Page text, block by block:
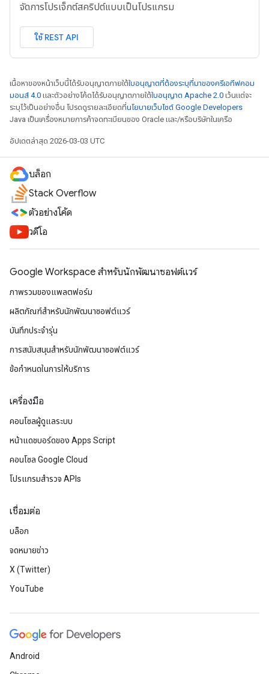
จัดการโปรเจ็กต์สคริปต์แบบเป็นโปรแกรม
ใช้ REST API
เนื้อหาของหน้าเว็บนี้ได้รับอนุญาตภายใต้ใบอนุญาตที่ต้องระบุที่มาของครีเอทีฟคอม
มอนส์ 4.0 และตัวอย่างโค้ดได้รับอนุญาตภายใต้ใบอนุญาต Apache 2.0 เว้นแต่จะ
ระบุไว้เป็นอย่างอื่น โปรดดูรายละเอียดที่นโยบายเว็บไซต์ Google Developers
Java เป็นเครื่องหมายการค้าจดทะเบียนของ Oracle และ/หรือบริษัทในเครือ
อัปเดตล่าสุด 2026-03-03 UTC
บล็อก
Stack Overflow
ตัวอย่างโค้ด
วิดีโอ
Google Workspace สําหรับนักพัฒนาซอฟต์แวร์
ภาพรวมของแพลตฟอร์ม
ผลิตภัณฑ์สําหรับนักพัฒนาซอฟต์แวร์
บันทึกประจำรุ่น
การสนับสนุนสำหรับนักพัฒนาซอฟต์แวร์
ข้อกำหนดในการให้บริการ
เครื่องมือ
คอนโซลผู้ดูแลระบบ
หน้าแดชบอร์ดของ Apps Script
คอนโซล Google Cloud
โปรแกรมสำรวจ APIs
เชื่อมต่อ
บล็อก
จดหมายข่าว
X (Twitter)
YouTube
Android